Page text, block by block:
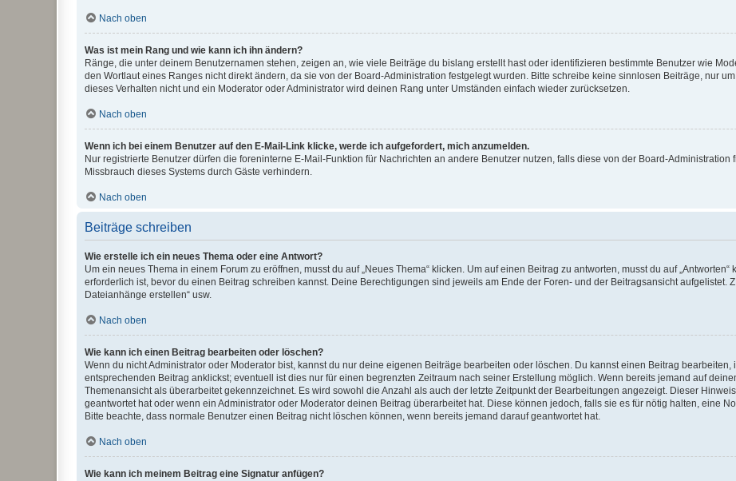
Nach oben
Was ist mein Rang und wie kann ich ihn ändern?
Ränge, die unter deinem Benutzernamen stehen, zeigen an, wie viele Beiträge du bislang erstellt hast oder identifizieren bestimmte Benutzer wie
den Wortlaut eines Ranges nicht direkt ändern, da sie von der Board-Administration festgelegt wurden. Bitte schreibe keine sinnlosen Beiträge, nur
dieses Verhalten nicht und ein Moderator oder Administrator wird deinen Rang unter Umständen einfach wieder zurücksetzen.
Nach oben
Wenn ich bei einem Benutzer auf den E-Mail-Link klicke, werde ich aufgefordert, mich anzumelden.
Nur registrierte Benutzer dürfen die foreninterne E-Mail-Funktion für Nachrichten an andere Benutzer nutzen, falls diese von der Board-
Missbrauch dieses Systems durch Gäste verhindern.
Nach oben
Beiträge schreiben
Wie erstelle ich ein neues Thema oder eine Antwort?
Um ein neues Thema in einem Forum zu eröffnen, musst du auf „Neues Thema“ klicken. Um auf einen Beitrag zu antworten, musst du auf
erforderlich ist, bevor du einen Beitrag schreiben kannst. Deine Berechtigungen sind jeweils am Ende der Foren- und der Beitragsansicht aufgelistet.
Dateianhänge erstellen“ usw.
Nach oben
Wie kann ich einen Beitrag bearbeiten oder löschen?
Wenn du nicht Administrator oder Moderator bist, kannst du nur deine eigenen Beiträge bearbeiten oder löschen. Du kannst einen Beitrag bearbeiten,
entsprechenden Beitrag anklickst; eventuell ist dies nur für einen begrenzten Zeitraum nach seiner Erstellung möglich. Wenn bereits jemand auf
Themenansicht als überarbeitet gekennzeichnet. Es wird sowohl die Anzahl als auch der letzte Zeitpunkt der Bearbeitungen angezeigt. Dieser
geantwortet hat oder wenn ein Administrator oder Moderator deinen Beitrag überarbeitet hat. Diese können jedoch, falls sie es für nötig halten, eine
Bitte beachte, dass normale Benutzer einen Beitrag nicht löschen können, wenn bereits jemand darauf geantwortet hat.
Nach oben
Wie kann ich meinem Beitrag eine Signatur anfügen?